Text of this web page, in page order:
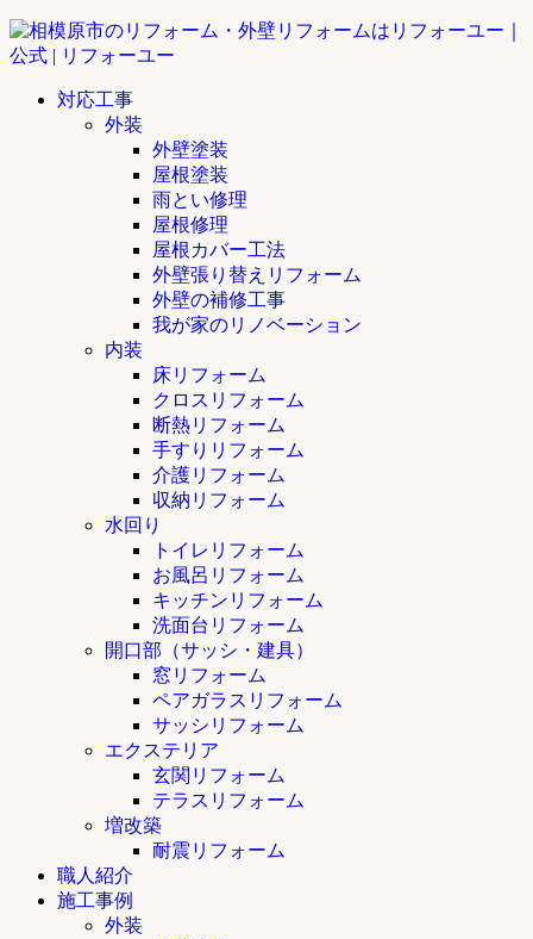
対応工事
外装
外壁塗装
屋根塗装
雨とい修理
屋根修理
屋根カバー工法
外壁張り替えリフォーム
外壁の補修工事
我が家のリノベーション
内装
床リフォーム
クロスリフォーム
断熱リフォーム
手すりリフォーム
介護リフォーム
収納リフォーム
水回り
トイレリフォーム
お風呂リフォーム
キッチンリフォーム
洗面台リフォーム
開口部（サッシ・建具）
窓リフォーム
ペアガラスリフォーム
サッシリフォーム
エクステリア
玄関リフォーム
テラスリフォーム
増改築
耐震リフォーム
職人紹介
施工事例
外装